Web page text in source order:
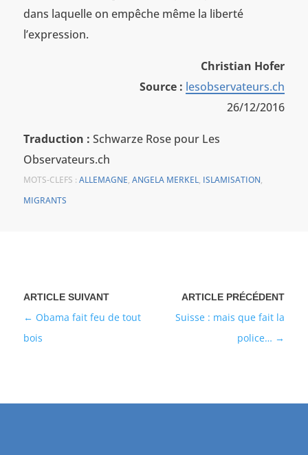
dans laquelle on empêche même la liberté
l’expression.
Christian Hofer
Source : lesobservateurs.ch
26/12/2016
Traduction : Schwarze Rose pour Les
Observateurs.ch
MOTS-CLEFS : ALLEMAGNE, ANGELA MERKEL, ISLAMISATION,
MIGRANTS
Suisse : mais que fait la
police…
Obama fait feu de tout
bois